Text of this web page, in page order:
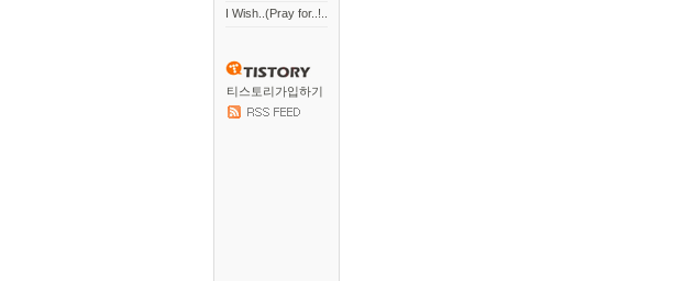
I Wish..(Pray for..!..
티스토리가입하기